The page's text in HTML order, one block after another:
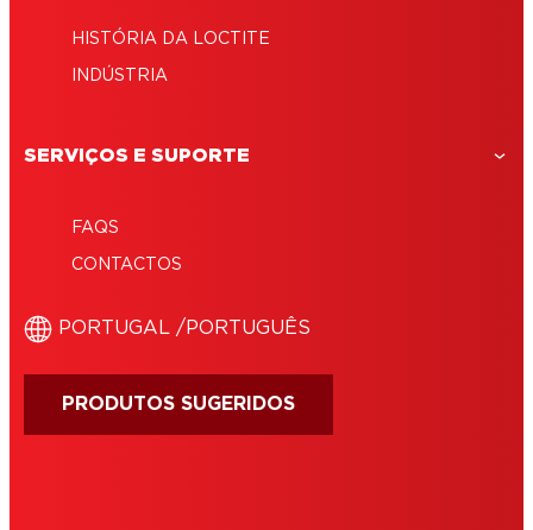
HISTÓRIA DA LOCTITE
INDÚSTRIA
SERVIÇOS E SUPORTE
FAQS
CONTACTOS
‎PORTUGAL /‎PORTUGUÊS
PRODUTOS SUGERIDOS